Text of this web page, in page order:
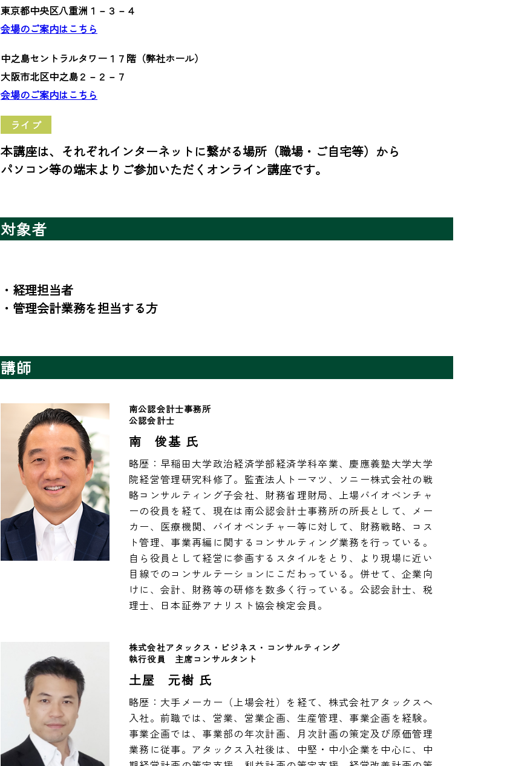
東京都中央区八重洲１－３－４
会場のご案内はこちら
中之島セントラルタワー１７階（弊社ホール）
大阪市北区中之島２－２－７
会場のご案内はこちら
ライブ
本講座は、それぞれインターネットに繋がる場所（職場・ご自宅等）から
パソコン等の端末よりご参加いただくオンライン講座です。
対象者
・経理担当者
・管理会計業務を担当する方
講師
南公認会計士事務所
公認会計士
南 俊基 氏
略歴：早稲田大学政治経済学部経済学科卒業、慶應義塾大学大学
院経営管理研究科修了。監査法人トーマツ、ソニー株式会社の戦
略コンサルティング子会社、財務省理財局、上場バイオベンチャ
ーの役員を経て、現在は南公認会計士事務所の所長として、メー
カー、医療機関、バイオベンチャー等に対して、財務戦略、コス
ト管理、事業再編に関するコンサルティング業務を行っている。
自ら役員として経営に参画するスタイルをとり、より現場に近い
目線でのコンサルテーションにこだわっている。併せて、企業向
けに、会計、財務等の研修を数多く行っている。公認会計士、税
理士、日本証券アナリスト協会検定会員。
株式会社アタックス・ビジネス・コンサルティング
執行役員　主席コンサルタント
土屋 元樹 氏
略歴：大手メーカー（上場会社）を経て、株式会社アタックスへ
入社。前職では、営業、営業企画、生産管理、事業企画を経験。
事業企画では、事業部の年次計画、月次計画の策定及び原価管理
業務に従事。アタックス入社後は、中堅・中小企業を中心に、中